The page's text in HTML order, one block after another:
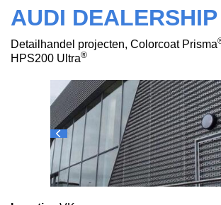
AUDI DEALERSHIP
Detailhandel projecten, Colorcoat Prisma
HPS200 Ultra®